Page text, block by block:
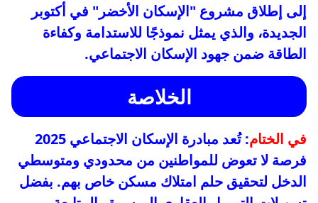
إلى إطلاق مشروع "الإسكان الأخضر" في أكتوبر
الجديدة، والذي يمثل نموذجًا للاستدامة وكفاءة
الطاقة ضمن جهود الإسكان الاجتماعي.
الخلاصة
في الختام
: تُعد مبادرة الإسكان الاجتماعي 2025
فرصة لا تعوض للمواطنين من محدودي ومتوسطي
الدخل لتحقيق حلم امتلاك مسكن خاص بهم. بفضل